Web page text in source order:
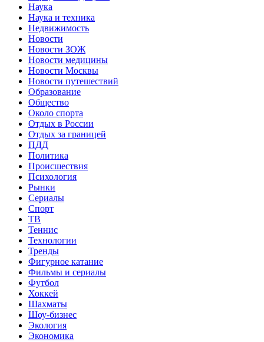
Наука
Наука и техника
Недвижимость
Новости
Новости ЗОЖ
Новости медицины
Новости Москвы
Новости путешествий
Образование
Общество
Около спорта
Отдых в России
Отдых за границей
ПДД
Политика
Происшествия
Психология
Рынки
Сериалы
Спорт
ТВ
Теннис
Технологии
Тренды
Фигурное катание
Фильмы и сериалы
Футбол
Хоккей
Шахматы
Шоу-бизнес
Экология
Экономика